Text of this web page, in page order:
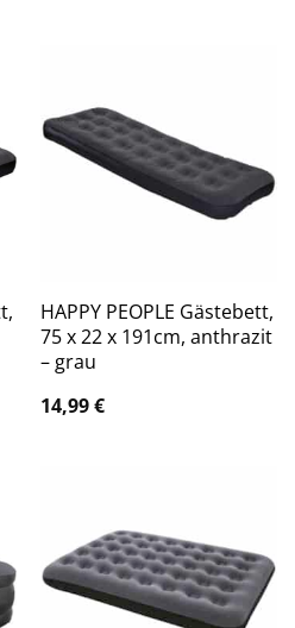
HAPPY PEOPLE Gästebett,
75 x 22 x 191cm, anthrazit
– grau
14,99€